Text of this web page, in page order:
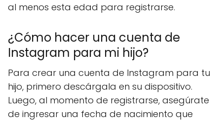
al menos esta edad para registrarse.
¿Cómo hacer una cuenta de
Instagram para mi hijo?
Para crear una cuenta de Instagram para tu
hijo, primero descárgala en su dispositivo.
Luego, al momento de registrarse, asegúrate
de ingresar una fecha de nacimiento que